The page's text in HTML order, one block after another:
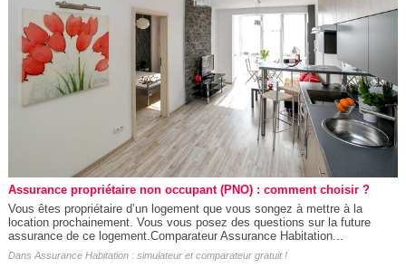
Assurance propriétaire non occupant (PNO) : comment choisir ?
Vous êtes propriétaire d’un logement que vous songez à mettre à la
location prochainement. Vous vous posez des questions sur la future
assurance de ce logement.Comparateur Assurance Habitation...
Dans Assurance Habitation : simulateur et comparateur gratuit !